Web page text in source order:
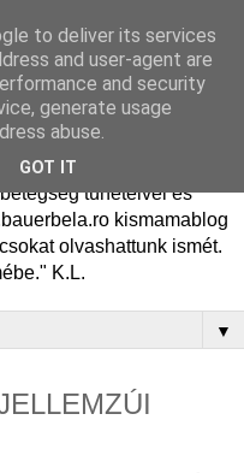
főorvos, 50 éves
tüneteivel és
kismamablog
olvashattunk ismét.
K.L.
▼
to deliver its services
and user-agent are
and security
generate usage
abuse.
GOT IT